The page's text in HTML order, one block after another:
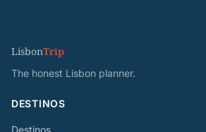
LisbonTrip
The honest Lisbon planner.
DESTINOS
Destinos